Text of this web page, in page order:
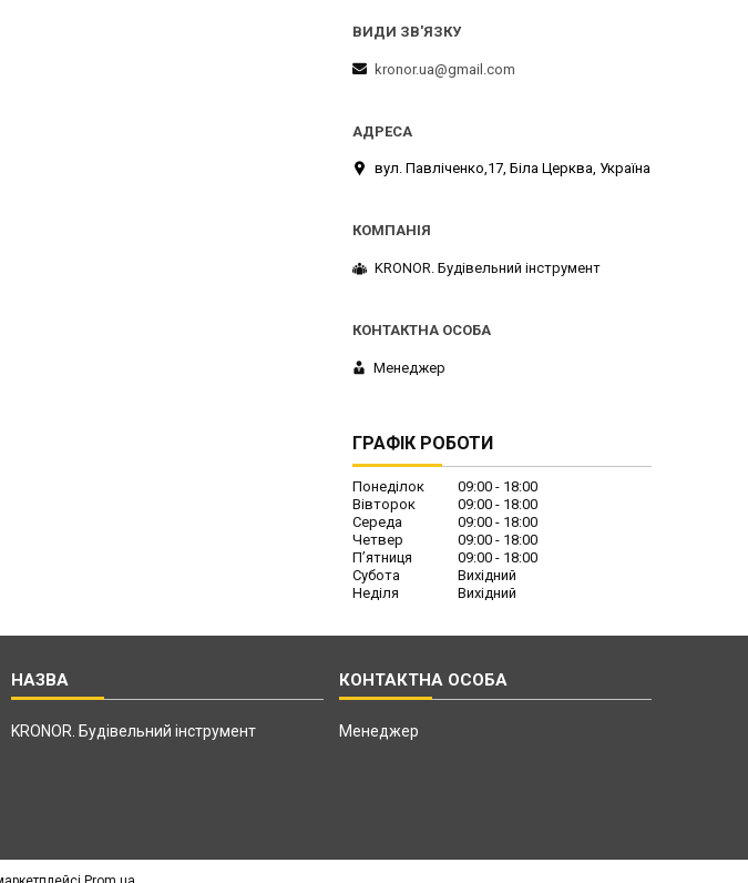
kronor.ua@gmail.com
вул. Павліченко,17, Біла Церква, Україна
KRONOR. Будівельний інструмент
Менеджер
ГРАФІК РОБОТИ
Понеділок 09:00
18:00
Вівторок
09:00
18:00
Середа
09:00
18:00
Четвер
09:00
18:00
Пʼятниця
09:00
18:00
Субота
Вихідний
Неділя
Вихідний
KRONOR. Будівельний інструмент Менеджер